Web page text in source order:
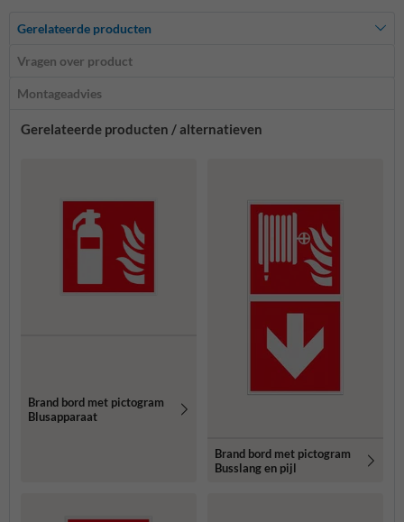
Gerelateerde producten
Vragen over product
Montageadvies
Gerelateerde producten / alternatieven
Brand bord met pictogram
Blusapparaat
Brand bord met pictogram
Busslang en pijl